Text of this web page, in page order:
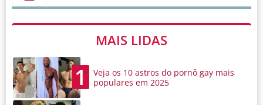
MAIS LIDAS
1
Veja os 10 astros do pornô gay mais
populares em 2025